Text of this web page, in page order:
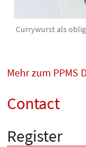
Currywurst als
Mehr zum PPMS
Contact
Register